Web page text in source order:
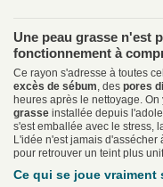
Une peau grasse n'est
fonctionnement à
Ce rayon s'adresse à toutes
excès de sébum , des pores
heures après le nettoyage.
grasse installée depuis
s'est emballée avec le stress,
L'idée n'est jamais
pour retrouver un teint plus
Ce qui se joue vraiment